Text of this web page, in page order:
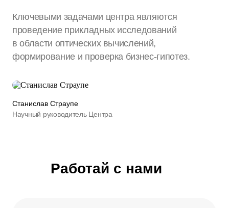
Станислав Страупе
Научный руководитель Центра
Ключевыми задачами центра являются
проведение прикладных исследований
в области оптических вычислений,
формирование и проверка бизнес‑гипотез.
Работай с нами